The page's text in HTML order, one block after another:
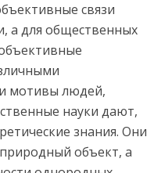
связи
а для общественных
мотивы людей,
науки дают,
знания. Они
объект, а